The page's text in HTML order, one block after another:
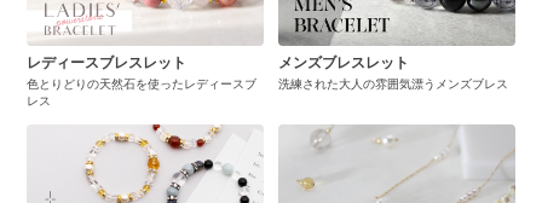
レディースブレスレット
色とりどりの天然石を使ったレディースブ
レス
メンズブレスレット
洗練された大人の雰囲気漂うメンズブレス